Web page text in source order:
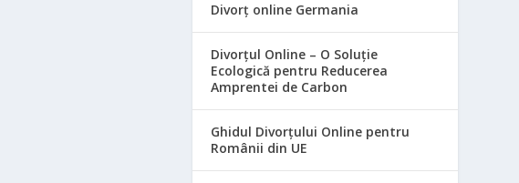
Divorț online Germania
Divorțul Online – O Soluție
Ecologică pentru Reducerea
Amprentei de Carbon
Ghidul Divorțului Online pentru
Românii din UE